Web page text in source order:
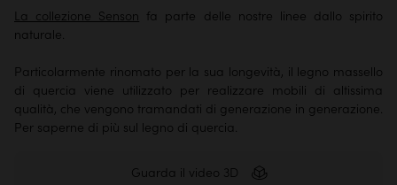
La collezione Senson fa parte delle nostre linee dallo spirito
naturale.
Particolarmente rinomato per la sua longevità, il legno massello
di quercia viene utilizzato per realizzare mobili di altissima
qualità, che vengono tramandati di generazione in generazione.
Per saperne di più sul legno di quercia.
Guarda il video 3D